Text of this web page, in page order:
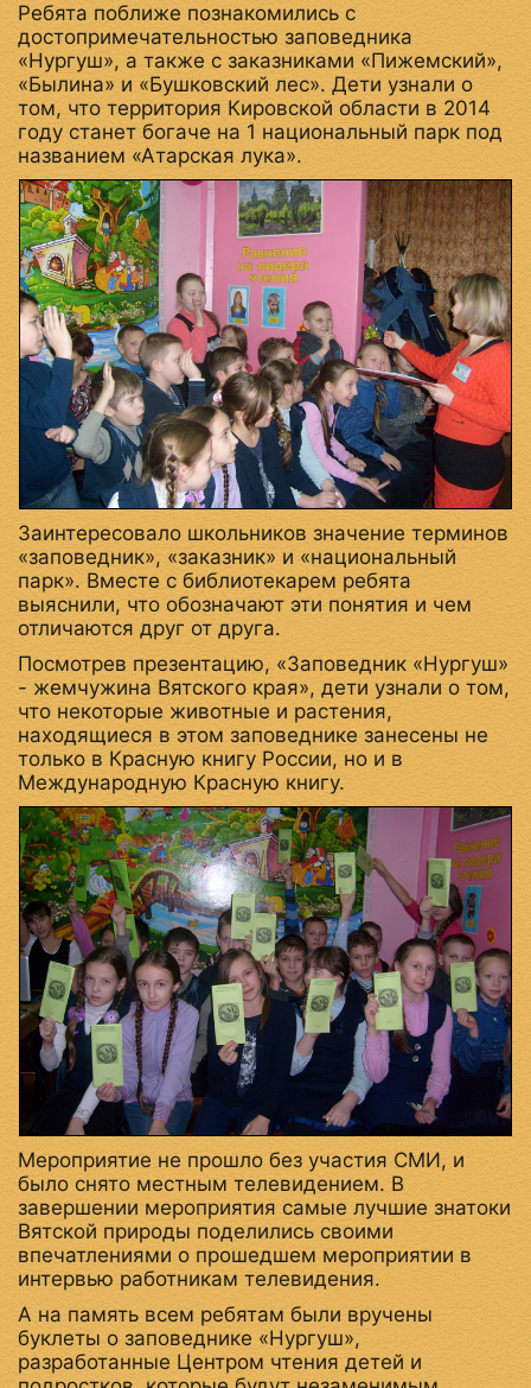
Ребята поближе познакомились с
достопримечательностью заповедника
«Нургуш», а также с заказниками «Пижемский»,
«Былина» и «Бушковский лес». Дети узнали о
том, что территория Кировской области в 2014
году станет богаче на 1 национальный парк под
названием «Атарская лука».
Заинтересовало школьников значение терминов
«заповедник», «заказник» и «национальный
парк». Вместе с библиотекарем ребята
выяснили, что обозначают эти понятия и чем
отличаются друг от друга.
Посмотрев презентацию, «Заповедник «Нургуш»
- жемчужина Вятского края», дети узнали о том,
что некоторые животные и растения,
находящиеся в этом заповеднике занесены не
только в Красную книгу России, но и в
Международную Красную книгу.
Мероприятие не прошло без участия СМИ, и
было снято местным телевидением. В
завершении мероприятия самые лучшие знатоки
Вятской природы поделились своими
впечатлениями о прошедшем мероприятии в
интервью работникам телевидения.
А на память всем ребятам были вручены
буклеты о заповеднике «Нургуш»,
разработанные Центром чтения детей и